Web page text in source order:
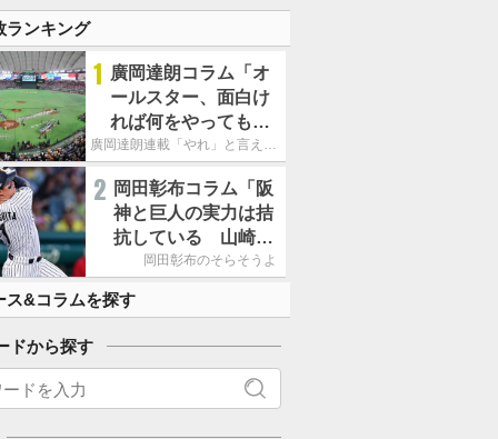
ランキング
1 廣岡達朗コラム「オ
ールスター、面白け
れば何をやってもい
いという発想は大間廣岡達朗連載「やれ」と言える信念
2 岡田彰布コラム「阪
神と巨人の実力は拮
抗している 山崎、
小笠原の存在は大き
岡田彰布のそらそうよ
ス&コラムを探す
ドから探す